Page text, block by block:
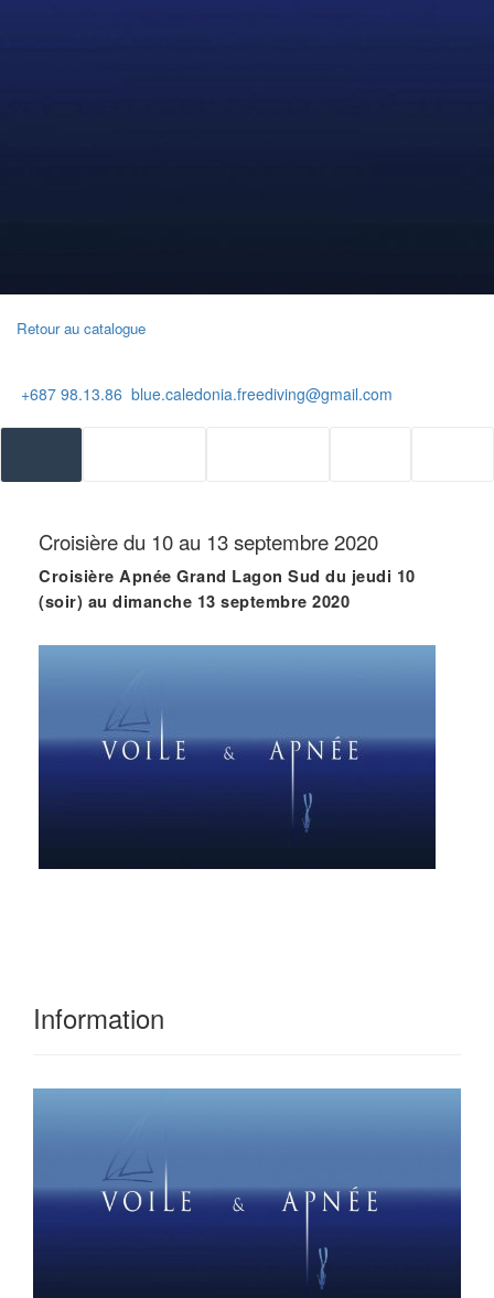
Retour au catalogue
+687 98.13.86 blue.caledonia.freediving@gmail.com
Croisière du 10 au 13 septembre 2020
Croisière Apnée Grand Lagon Sud du jeudi 10
(soir) au dimanche 13 septembre 2020
Information